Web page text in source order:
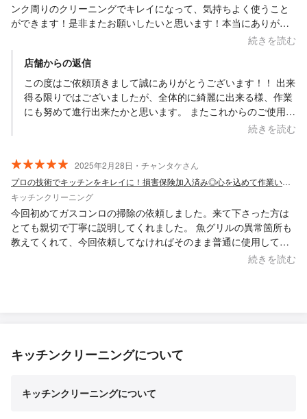
ンク周りのクリーニングでキレイになって、気持ちよく使うこと
ができます！是非またお願いしたいと思います！本当にありがと
続きを読む
店舗からの返信
この度はご依頼頂きまして誠にありがとうございます！！ 出来
得る限りではございましたが、全体的に綺麗に出来る様、作業
にも努めて進行出来たかと思います。 またこれからのご使用に
もより良くお使い頂ければ幸いでございます。 こちらこそ長時
致します。 Saskene 齋藤一貴
続きを読む
2025年2月28日・チャンタケさん
プロの技術でキッチンをキレイに！損害保険加入済み◎心を込めて作業いたします
キッチンクリーニング
今回初めてガスコンロの掃除の依頼しました。来て下さった方は
とても親切で丁寧に説明してくれました。 魚グリルの異常箇所も
教えてくれて、今回依頼してなければそのまま普通に使用してま
続きを読む
キッチンクリーニングについて
キッチンクリーニングについて